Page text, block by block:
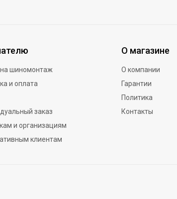
шиномонтаж
и оплата
заказ
и организациям
клиентам
О магазине
О компании
Гарантии
Политика
Контакты